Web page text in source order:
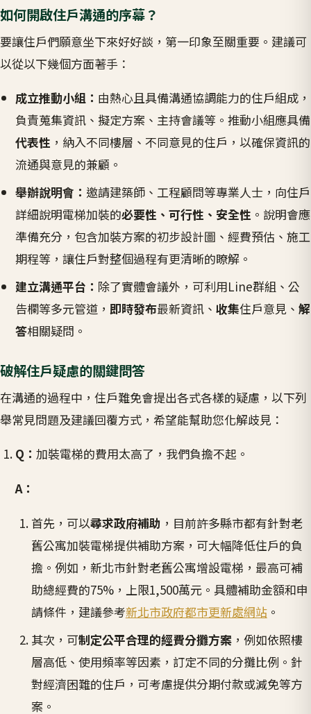
如何開啟住戶溝通的序幕？
要讓住戶們願意坐下來好好談，第一印象至關重要。建議可
以從以下幾個方面著手：
成立推動小組： 由熱心且具備溝通協調能力的住戶組成，
負責蒐集資訊、擬定方案、主持會議等。推動小組應具備
代表性 ，納入不同樓層、不同意見的住戶，以確保資訊的
流通與意見的兼顧。
舉辦說明會： 邀請建築師、工程顧問等專業人士，向住戶
詳細說明電梯加裝的必要性、可行性、安全性 。說明會應
準備充分，包含加裝方案的初步設計圖、經費預估、施工
期程等，讓住戶對整個過程有更清晰的瞭解。
建立溝通平台： 除了實體會議外，可利用Line群組、公
告欄等多元管道，即時發布最新資訊、收集住戶意見、解
答相關疑問。
破解住戶疑慮的關鍵問答
在溝通的過程中，住戶難免會提出各式各樣的疑慮，以下列
舉常見問題及建議回覆方式，希望能幫助您化解歧見：
Q：加裝電梯的費用太高了，我們負擔不起。
A：
首先，可以尋求政府補助 ，目前許多縣市都有針對老
舊公寓加裝電梯提供補助方案，可大幅降低住戶的負
擔。例如，新北市針對老舊公寓增設電梯，最高可補
助總經費的75%，上限1,500萬元。具體補助金額和申
請條件，建議參考新北市政府都市更新處網站。
其次，可制定公平合理的經費分攤方案，例如依照樓
層高低、使用頻率等因素，訂定不同的分攤比例。針
對經濟困難的住戶，可考慮提供分期付款或減免等方
案。